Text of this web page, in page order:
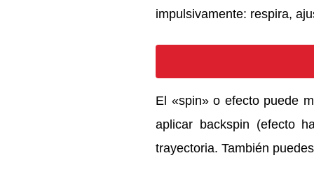
impulsivamente: respira,
El «spin» o efecto puede
aplicar backspin (efecto
trayectoria. También